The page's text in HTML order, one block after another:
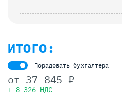
ИТОГО:
Порадовать бухгалтера
от 37 845 ₽
+ 8 326 НДС